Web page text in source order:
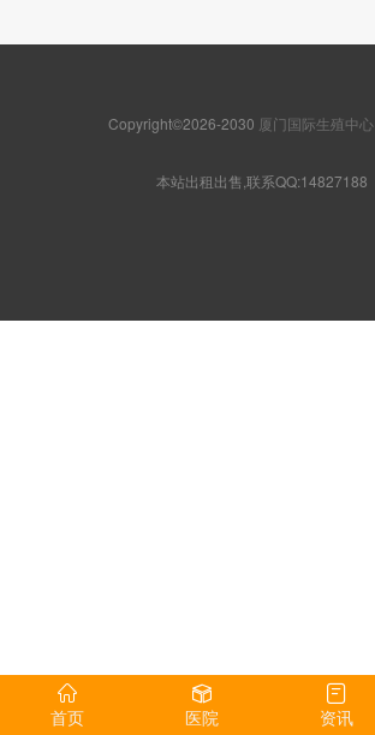
Copyright©2026-2030 厦门国际生殖中心
本站出租出售,联系QQ:14827188
首页 医院 资讯